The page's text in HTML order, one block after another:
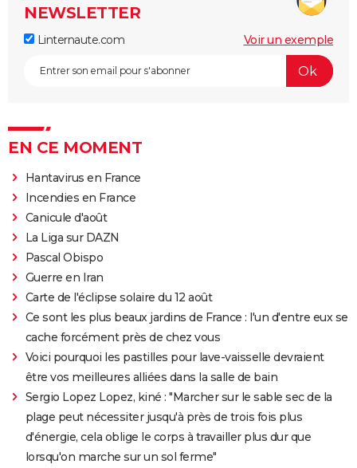
NEWSLETTER
Linternaute.com Voir un exemple
EN CE MOMENT
Hantavirus en France
Incendies en France
Canicule d'août
La Liga sur DAZN
Pascal Obispo
Guerre en Iran
Carte de l'éclipse solaire du 12 août
Ce sont les plus beaux jardins de France : l'un d'entre eux se
cache forcément près de chez vous
Voici pourquoi les pastilles pour lave-vaisselle devraient
être vos meilleures alliées dans la salle de bain
Sergio Lopez Lopez, kiné : "Marcher sur le sable sec de la
plage peut nécessiter jusqu'à près de trois fois plus
d'énergie, cela oblige le corps à travailler plus dur que
lorsqu'on marche sur un sol ferme"